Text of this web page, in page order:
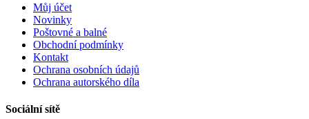
Můj účet
Novinky
Poštovné a balné
Obchodní podmínky
Kontakt
Ochrana osobních údajů
Ochrana autorského díla
Sociální sítě